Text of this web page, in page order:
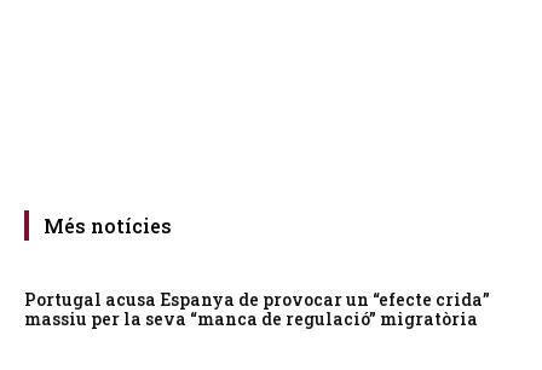
Més notícies
Portugal acusa Espanya de provocar un “efecte crida”
massiu per la seva “manca de regulació” migratòria